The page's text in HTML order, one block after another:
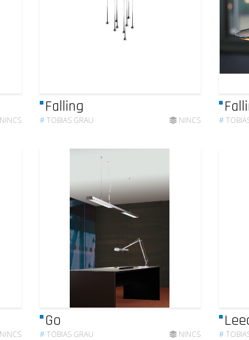
NINCS
Falling
#TOBIAS GRAU NINCS #
NINCS
Go
#TOBIAS GRAU NINCS #